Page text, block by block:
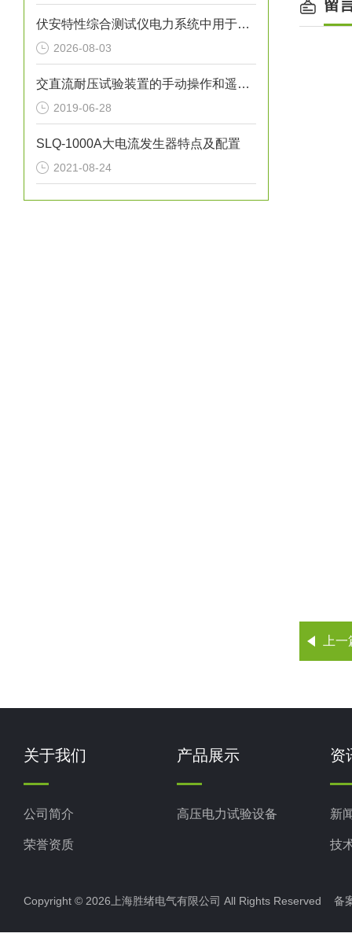
伏安特性综合测试仪电力系统中用于全自动检测电流互感器的仪器
2026-08-03
交直流耐压试验装置的手动操作和遥控操作分别是如何工作的
2019-06-28
SLQ-1000A大电流发生器特点及配置
2021-08-24
留
上
关于我们
公司简介
荣誉资质
产品展示
高压电力试验设备
资
新
技
Copyright © 2026上海胜绪电气有限公司 All Rights Reserved 备